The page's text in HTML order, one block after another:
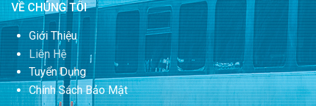
VỀ CHÚNG TÔI
Giới Thiệu
Liên Hệ
Tuyển Dụng
Chính Sách Bảo Mật